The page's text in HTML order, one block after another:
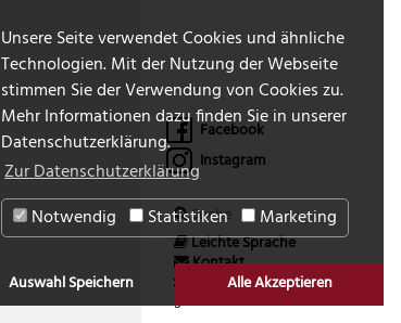
Unsere Seite verwendet Cookies und ähnliche
Technologien. Mit der Nutzung der Webseite
stimmen Sie der Verwendung von Cookies zu.
Mehr Informationen dazu finden Sie in unserer
Datenschutzerklärung.
Zur Datenschutzerklärung
Notwendig
Statistiken Marketing
Auswahl Speichern Alle Akzeptieren
Facebook
Instagram
Leichte Sprache
Kontakt
Impressum
Datenschutz